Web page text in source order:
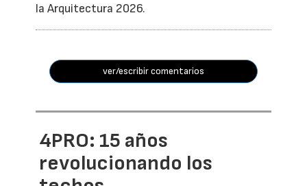
la Arquitectura 2026.
ver/escribir comentarios
4PRO: 15 años
revolucionando los